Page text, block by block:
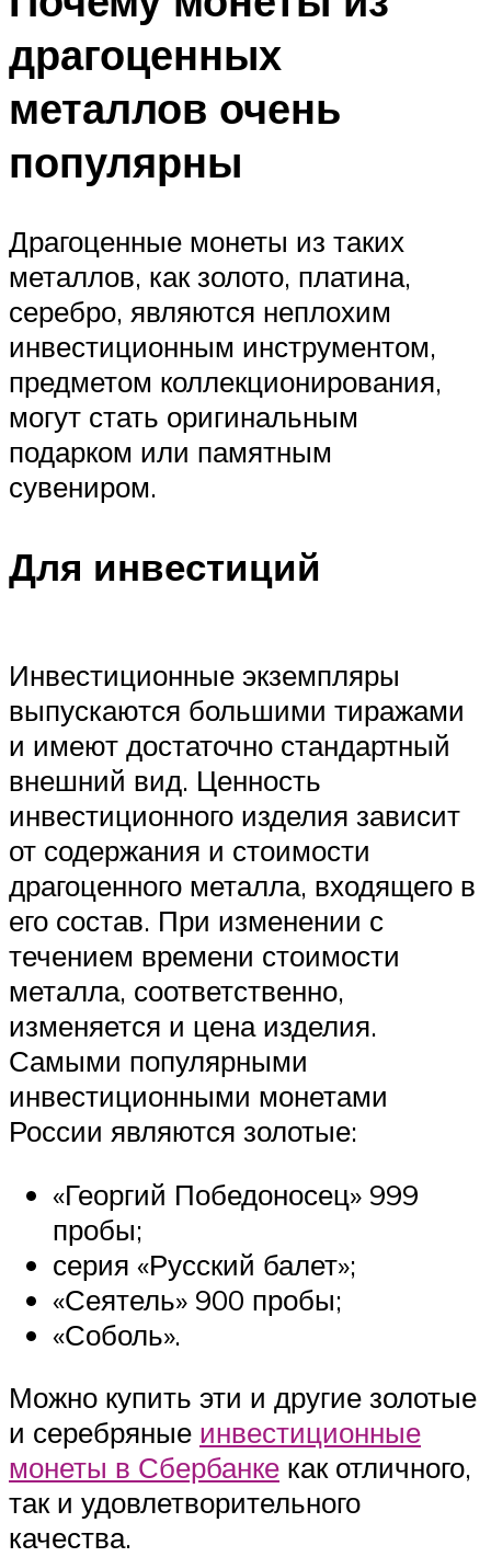
драгоценных
металлов очень
популярны
Драгоценные монеты из таких
металлов, как золото, платина,
серебро, являются неплохим
инвестиционным инструментом,
предметом коллекционирования,
могут стать оригинальным
подарком или памятным
сувениром.
Для инвестиций
Инвестиционные экземпляры
выпускаются большими тиражами
и имеют достаточно стандартный
внешний вид. Ценность
инвестиционного изделия зависит
от содержания и стоимости
драгоценного металла, входящего в
его состав. При изменении с
течением времени стоимости
металла, соответственно,
изменяется и цена изделия.
Самыми популярными
инвестиционными монетами
России являются золотые:
«Георгий Победоносец» 999
пробы;
серия «Русский балет»;
«Сеятель» 900 пробы;
«Соболь».
Можно купить эти и другие золотые
и серебряные инвестиционные
монеты в Сбербанке как отличного,
так и удовлетворительного
качества.